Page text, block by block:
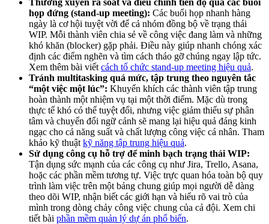
họp đứng (stand-up meeting): Các buổi họp nhanh hàng
ngày là cơ hội tuyệt vời để cả nhóm đồng bộ về trạng thái
WIP. Mỗi thành viên chia sẻ về công việc đang làm và những
khó khăn (blocker) gặp phải. Điều này giúp nhanh chóng xác
định các điểm nghẽn và tìm cách tháo gỡ chúng ngay lập tức.
Xem thêm bài viết cách tổ chức stand-up meeting hiệu quả.
Tránh multitasking quá mức, tập trung theo nguyên tắc
“một việc một lúc”: Khuyến khích các thành viên tập trung
hoàn thành một nhiệm vụ tại một thời điểm. Mặc dù trong
thực tế khó có thể tuyệt đối, nhưng việc giảm thiểu sự phân
tâm và chuyển đổi ngữ cảnh sẽ mang lại hiệu quả đáng kinh
ngạc cho cả năng suất và chất lượng công việc cá nhân. Tham
khảo kỹ thuật kỹ năng tập trung hiệu quả.
Sử dụng công cụ hỗ trợ để minh bạch trạng thái WIP:
Tận dụng sức mạnh của các công cụ như Jira, Trello, Asana,
hoặc các phần mềm tương tự. Việc trực quan hóa toàn bộ quy
trình làm việc trên một bảng chung giúp mọi người dễ dàng
theo dõi WIP, nhận biết các giới hạn và hiểu rõ vai trò của
mình trong dòng chảy công việc chung của cả đội. Xem chi
tiết bài phần mềm quản lý dự án phổ biến.